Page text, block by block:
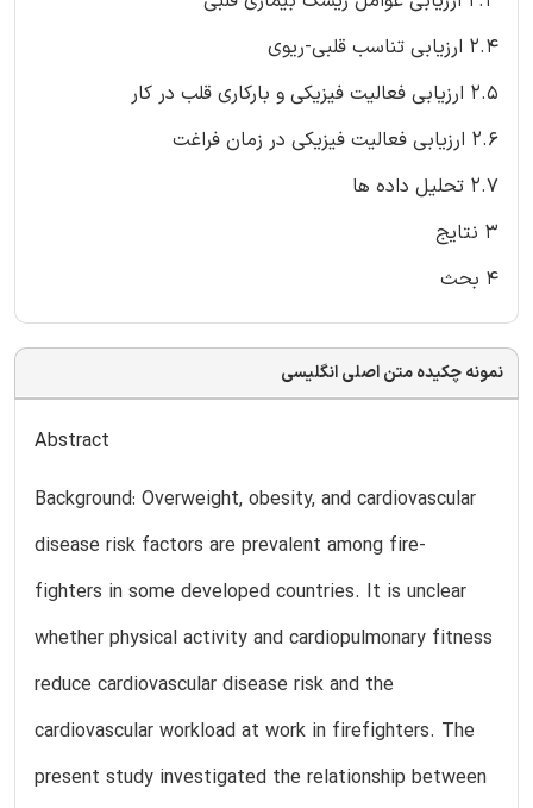
2.4 ارزیابی تناسب قلبی-ریوی
2.5 ارزیابی فعالیت فیزیکی و بارکاری قلب در کار
2.6 ارزیابی فعالیت فیزیکی در زمان فراغت
2.7 تحلیل داده ها
3 نتایج
4 بحث
نمونه چکیده متن اصلی انگلیسی
Abstract
Background: Overweight, obesity, and cardiovascular
disease risk factors are prevalent among fire-
fighters in some developed countries. It is unclear
whether physical activity and cardiopulmonary fitness
reduce cardiovascular disease risk and the
cardiovascular workload at work in firefighters. The
present study investigated the relationship between